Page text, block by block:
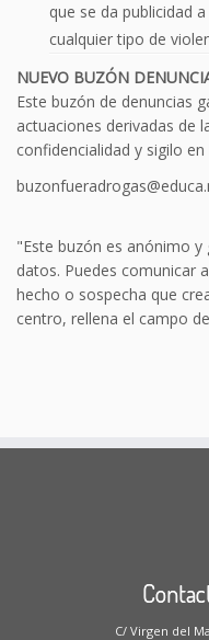
que se da publicidad
cualquier tipo de
NUEVO BUZÓN
Este buzón de denuncias
actuaciones derivadas de
confidencialidad y sigilo
"Este buzón es anónimo
datos. Puedes comunicar
hecho o sospecha que
centro, rellena el campo
C/ Virgen del